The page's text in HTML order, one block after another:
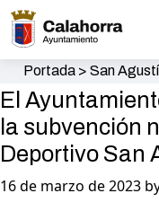
Portada> San
El
la subvención
Deportivo San
16 de marzo de 2023